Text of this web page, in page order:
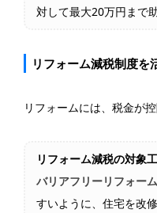
対して最大20万円まで
リフォーム減税制度を
リフォームには、税金が
リフォーム減税の対象
バリアフリーリフォーム
すいように、住宅を改